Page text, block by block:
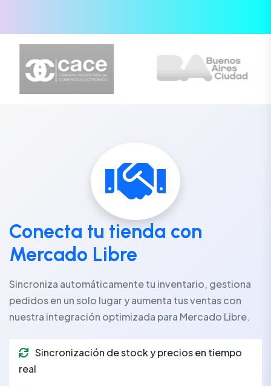
Conecta tu tienda con
Mercado Libre
Sincroniza automáticamente tu inventario, gestiona
pedidos en un solo lugar y aumenta tus ventas con
nuestra integración optimizada para Mercado Libre.
Sincronización de stock y precios en tiempo
real